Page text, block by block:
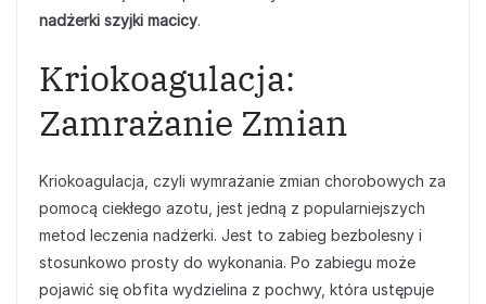
nadżerki szyjki macicy.
Kriokoagulacja:
Zamrażanie Zmian
Kriokoagulacja, czyli wymrażanie zmian chorobowych za
pomocą ciekłego azotu, jest jedną z popularniejszych
metod leczenia nadżerki. Jest to zabieg bezbolesny i
stosunkowo prosty do wykonania. Po zabiegu może
pojawić się obfita wydzielina z pochwy, która ustępuje